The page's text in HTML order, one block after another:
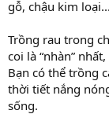
gỗ, chậu kim loại...
Trồng rau trong
coi là “nhàn”
Bạn có thể trồng
thời tiết nắng
sống.